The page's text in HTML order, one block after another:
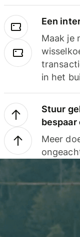
Een
Maak je
in het
Stuur
bespaar
Meer